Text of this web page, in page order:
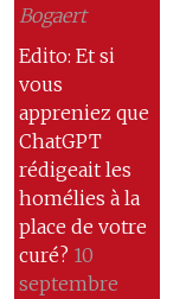
Bogaert
Edito: Et si
vous
appreniez que
ChatGPT
rédigeait les
homélies à la
place de votre
curé? 10
septembre